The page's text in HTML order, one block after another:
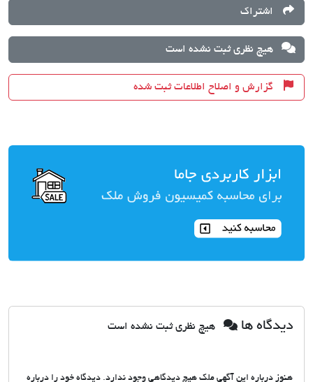
اشتراک
هیچ نظری ثبت نشده است
گزارش و اصلاح اطلاعات ثبت شده
دیدگاه ها هیچ نظری ثبت نشده است
هنوز درباره این آگهی ملک هیچ دیدگاهی وجود ندارد. دیدگاه خود را درباره